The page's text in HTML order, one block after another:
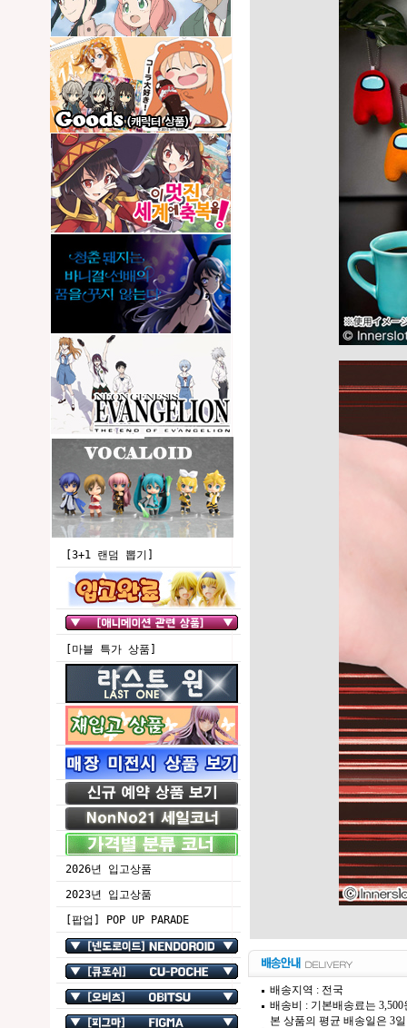
[3+1 랜덤 뽑기]
[마블 특가 상품]
2026년 입고상품
2023년 입고상품
[팝업] POP UP PARADE
배송지역 : 전국
배송비 : 기본배송료는
본 상품의 평균 배송일은 3